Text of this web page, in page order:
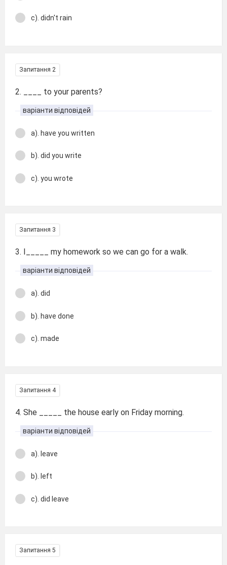
c). didn't rain
Запитання 2
2. ____ to your parents?
варіанти відповідей
a). have you written
b). did you write
c). you wrote
Запитання 3
3. I_____ my homework so we can go for a walk.
варіанти відповідей
a). did
b). have done
c). made
Запитання 4
4. She _____ the house early on Friday morning.
варіанти відповідей
a). leave
b). left
c). did leave
Запитання 5